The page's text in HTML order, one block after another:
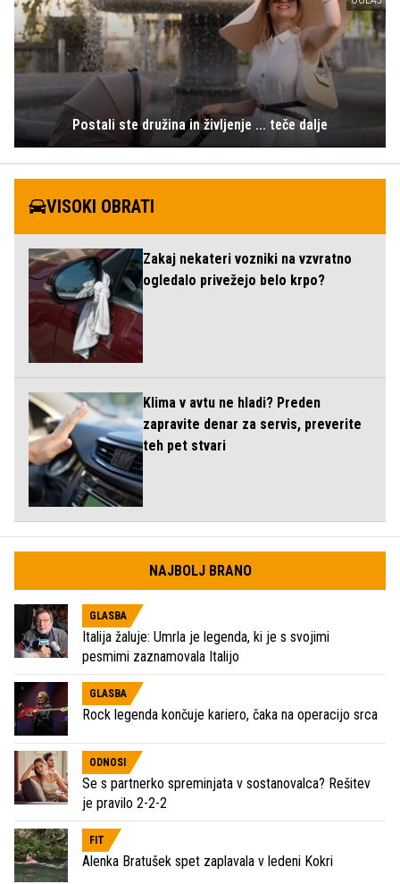
Postali ste družina in življenje ... teče dalje
VISOKI OBRATI
Zakaj nekateri vozniki na vzvratno
ogledalo privežejo belo krpo?
Klima v avtu ne hladi? Preden
zapravite denar za servis, preverite
teh pet stvari
NAJBOLJ BRANO
GLASBA
Italija žaluje: Umrla je legenda, ki je s svojimi
pesmimi zaznamovala Italijo
GLASBA
Rock legenda končuje kariero, čaka na operacijo srca
ODNOSI
Se s partnerko spreminjata v sostanovalca? Rešitev
je pravilo 2-2-2
FIT
Alenka Bratušek spet zaplavala v ledeni Kokri